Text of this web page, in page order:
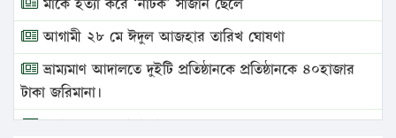
মাকে হত্যা করে ‘নাটক’ সাজান ছেলে
আগামী ২৮ মে ঈদুল আজহার তারিখ ঘোষণা
ভ্রাম্যমাণ আদালতে দুইটি প্রতিষ্ঠানকে প্রতিষ্ঠানকে ৪০হাজার
টাকা জরিমানা।
এবার লঞ্চের ভাড়া বাড়ল